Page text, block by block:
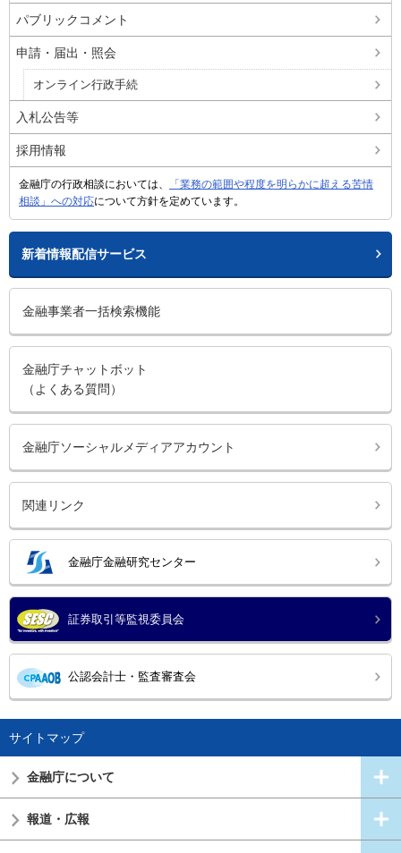
パブリックコメント
申請・届出・照会
オンライン行政手続
入札公告等
採用情報
金融庁の行政相談においては、
「業務の範囲や程度を明らかに超える苦情
相談」への対応について方針を定めています。
新着情報配信サービス
金融事業者一括検索機能
金融庁チャットボット
（よくある質問）
金融庁ソーシャルメディアアカウント
関連リンク
金融庁金融研究センター
証券取引等監視委員会
公認会計士・監査審査会
サイトマップ
金融庁について
報道・広報